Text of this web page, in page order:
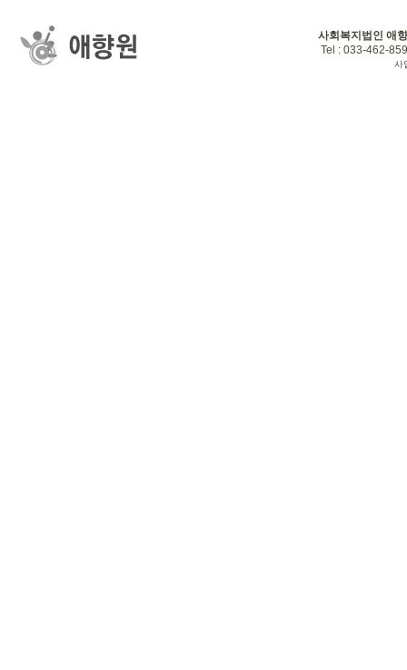
사회복지법인 애
Tel : 033-462-
사